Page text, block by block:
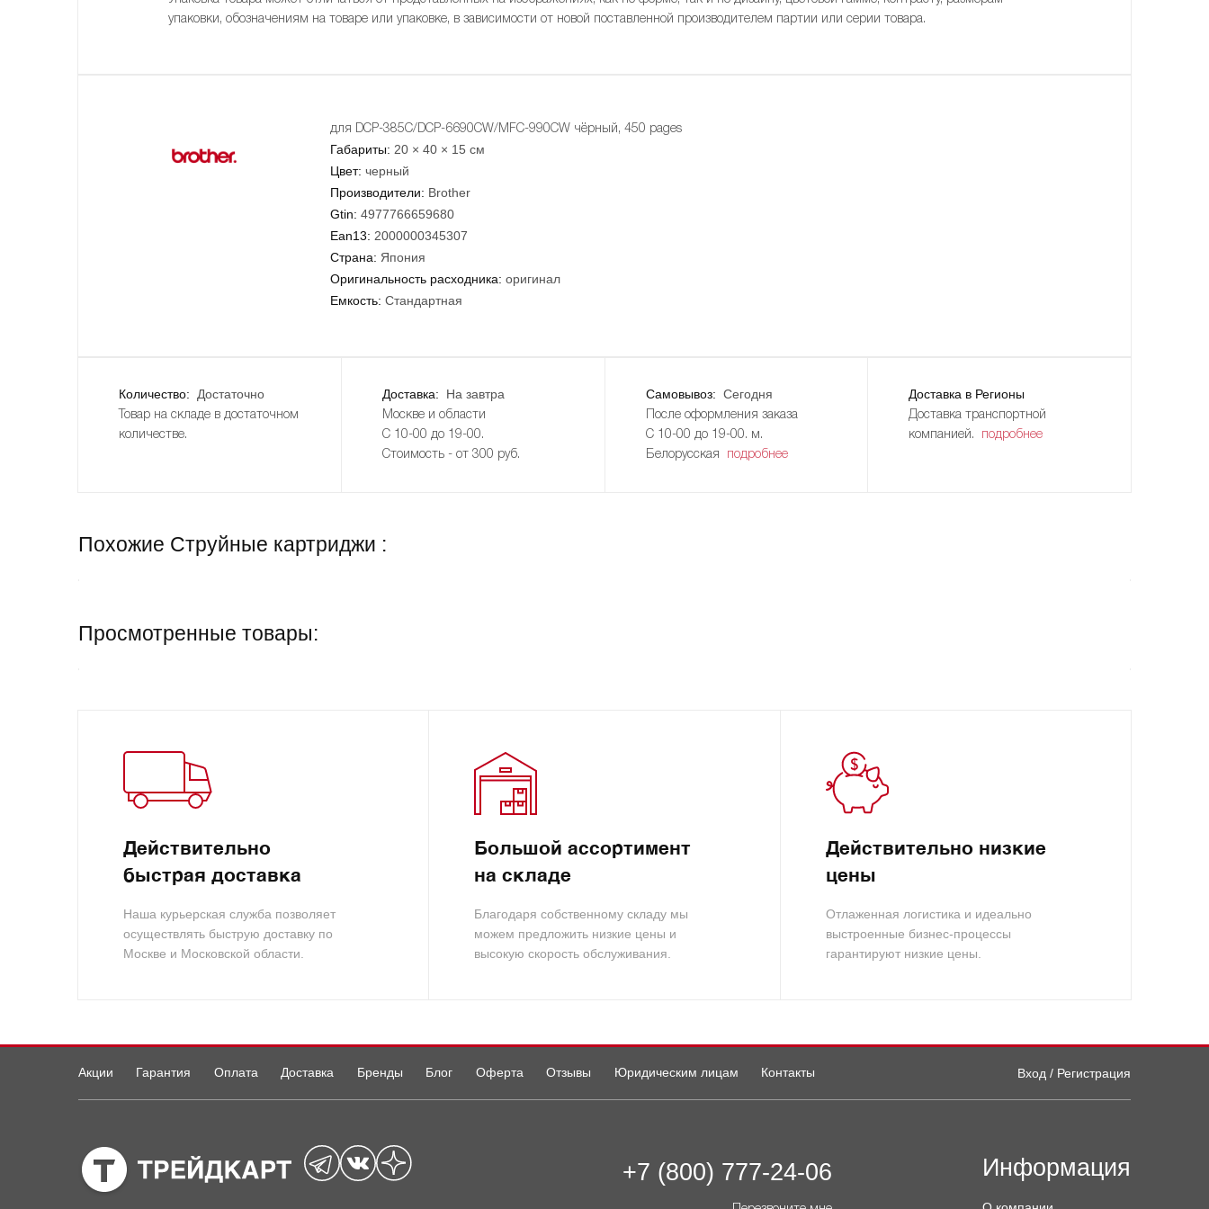
упаковки, обозначениям на товаре или упаковке, в зависимости от новой поставленной производителем партии или серии товара.
для DCP-385C/DCP-6690CW/MFC-990CW чёрный, 450 pages
Габариты: 20 × 40 × 15 см
Цвет: черный
Производители: Brother
Gtin: 4977766659680
Ean13: 2000000345307
Страна: Япония
Оригинальность расходника: оригинал
Емкость: Стандартная
Количество: Достаточно
Товар на складе в достаточном
количестве.
Доставка: На завтра
Москве и области
С 10-00 до 19-00.
Стоимость - от 300 руб.
Самовывоз: Сегодня
После оформления заказа
С 10-00 до 19-00. м.
Белорусская
подробнее
Доставка в Регионы
Доставка транспортной
компанией. подробнее
Похожие Струйные картриджи :
Просмотренные товары:
Действительно
быстрая доставка
Наша курьерская служба позволяет
осуществлять быструю доставку по
Москве и Московской области.
Большой ассортимент
на складе
Благодаря собственному складу мы
можем предложить низкие цены и
высокую скорость обслуживания.
Действительно низкие
цены
Отлаженная логистика и идеально
выстроенные бизнес-процессы
гарантируют низкие цены.
Акции Гарантия Оплата Доставка Бренды Блог Оферта Отзывы Юридическим лицам Контакты Вход / Регистрация
+7 (800) 777-24-06 Информация